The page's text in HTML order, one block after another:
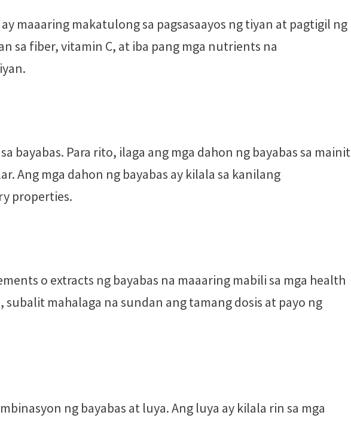
maaaring makatulong sa pagsasaayos ng tiyan at pagtigil ng
sa fiber, vitamin C, at iba pang mga nutrients na
bayabas. Para rito, ilaga ang mga dahon ng bayabas sa mainit
Ang mga dahon ng bayabas ay kilala sa kanilang
properties.
o extracts ng bayabas na maaaring mabili sa mga health
mahalaga na sundan ang tamang dosis at payo ng
ng bayabas at luya. Ang luya ay kilala rin sa mga